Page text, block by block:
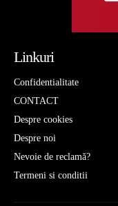
Linkuri
Confidentialitate
CONTACT
Despre cookies
Despre noi
Nevoie de reclamă?
Termeni si conditii